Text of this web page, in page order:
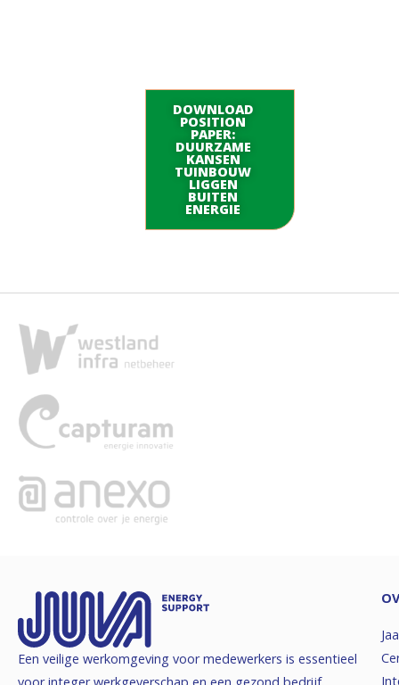
DOWNLOAD
POSITION
PAPER:
DUURZAME
KANSEN
TUINBOUW
LIGGEN
BUITEN
ENERGIE
Een veilige werkomgeving voor medewerkers is essentieel